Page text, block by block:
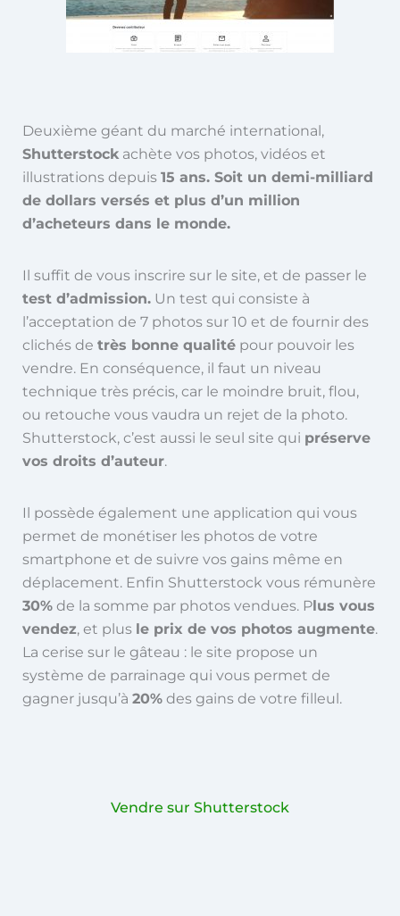
Deuxième géant du marché international,
Shutterstockachète vos photos, vidéos et
illustrations depuis 15 ans. Soit un demi-milliard
de dollars versés et plus d’un million
d’acheteurs dans le monde.
Il suffit de vous inscrire sur le site, et de passer le
test d’admission.Un test qui consiste à
l’acceptation de 7 photos sur 10 et de fournir des
clichés de très bonne qualitépour pouvoir les
vendre. En conséquence, il faut un niveau
technique très précis, car le moindre bruit, flou,
ou retouche vous vaudra un rejet de la photo.
Shutterstock, c’est aussi le seul site qui préserve
vos droits d’auteur.
Il possède également une application qui vous
permet de monétiser les photos de votre
smartphone et de suivre vos gains même en
déplacement. Enfin Shutterstock vous rémunère
30%de la somme par photos vendues. Plus vous
vendez, et plus le prix de vos photos augmente.
La cerise sur le gâteau : le site propose un
système de parrainage qui vous permet de
gagner jusqu’à 20%des gains de votre filleul.
Vendre sur Shutterstock